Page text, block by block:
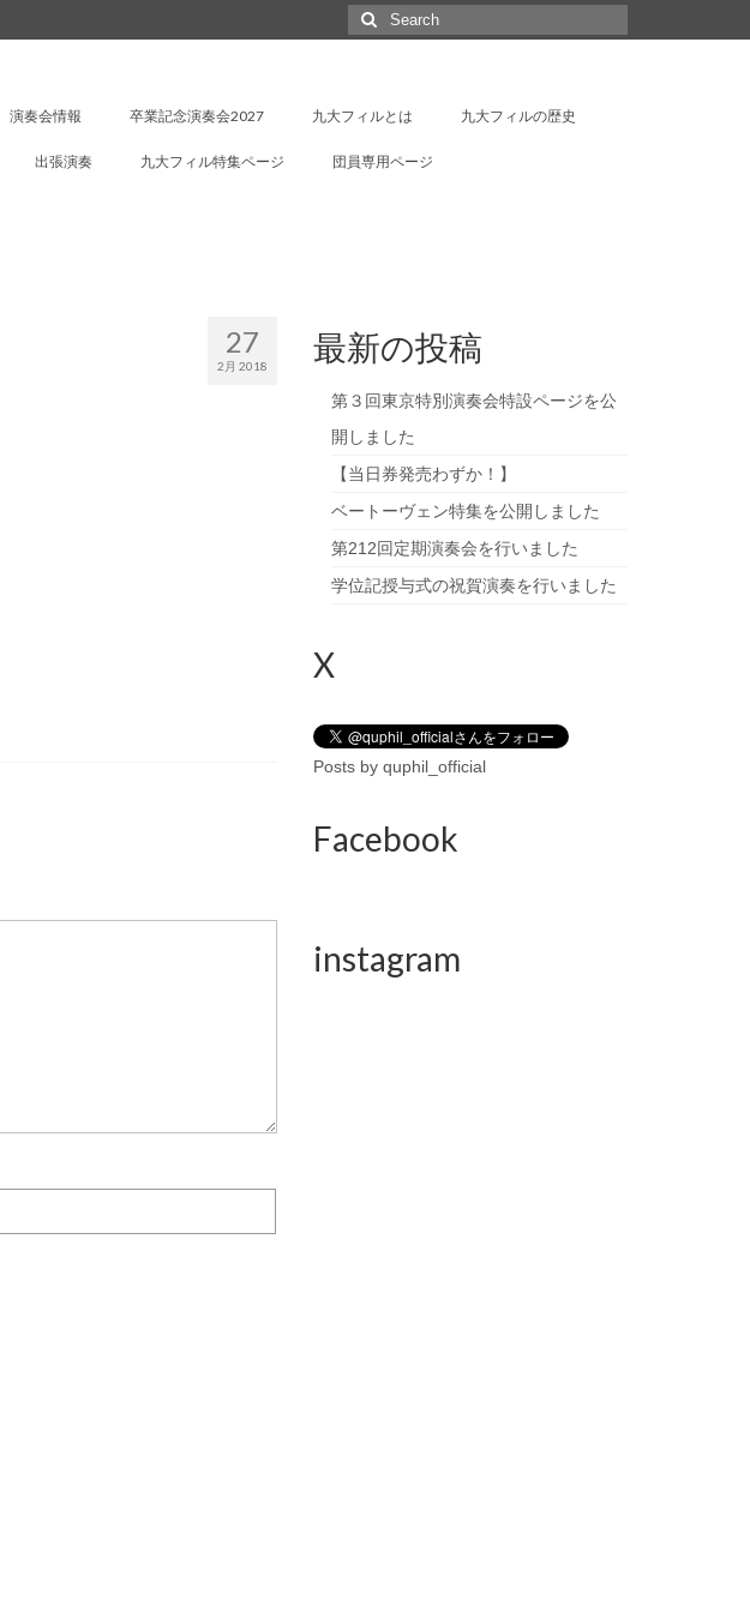
Search
for:
演奏会情報 卒業記念演奏会2027 九大フィルとは 九大フィルの歴史
出張演奏 九大フィル特集ページ 団員専用ページ
27
2月 2018 最新の投稿
第３回東京特別演奏会特設ページを公
開しました
【当日券発売わずか！】
ベートーヴェン特集を公開しました
第212回定期演奏会を行いました
学位記授与式の祝賀演奏を行いました
X
Posts by quphil_official
Facebook
instagram